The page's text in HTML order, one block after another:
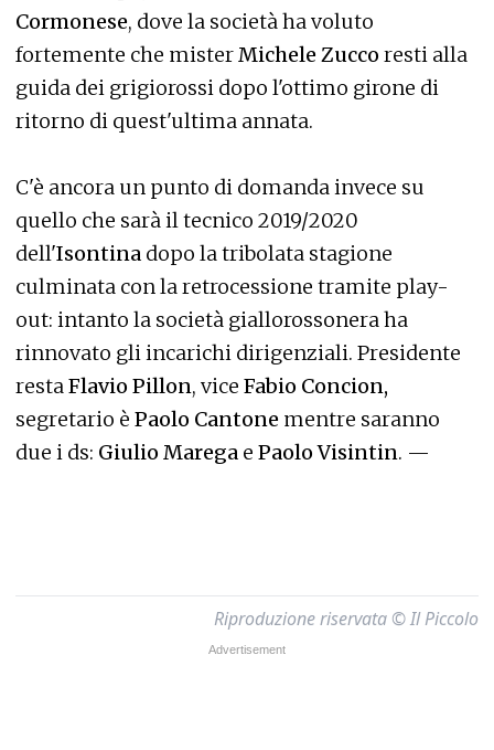
Cormonese, dove la società ha voluto
fortemente che misterMichele Zucco resti alla
guida dei grigiorossi dopo l'ottimo girone di
ritorno di quest'ultima annata.
C'è ancora un punto di domanda invece su
quello che sarà il tecnico 2019/2020
dell'Isontina dopo la tribolata stagione
culminata con la retrocessione tramite play-
out: intanto la società giallorossonera ha
rinnovato gli incarichi dirigenziali. Presidente
restaFlavio Pillon, vice Fabio Concion,
segretario è Paolo Cantone mentre saranno
due i ds: Giulio Marega e Paolo Visintin. —
Riproduzione riservata © Il Piccolo